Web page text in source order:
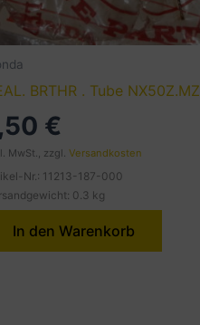
BRTHR . Tube NX50Z.MZ
€
MwSt., zzgl. Versandkosten
Nr.: 11213-187-000
0.3 kg
In den Warenkorb